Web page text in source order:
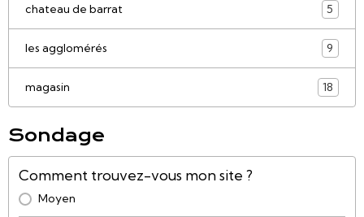
chateau de barrat 5
les agglomérés 9
magasin 18
Sondage
Comment trouvez-vous mon site ?
Moyen